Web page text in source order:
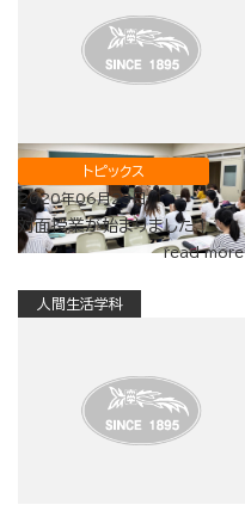
トピックス
2020年06月23日
対面授業が始まりました！
read more
人間生活学科